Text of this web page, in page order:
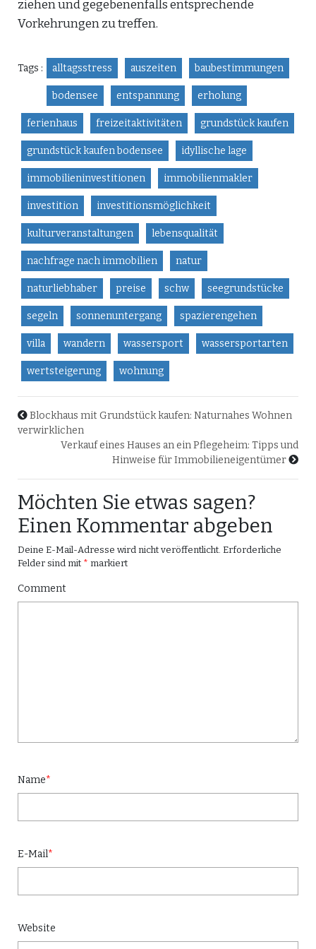
ziehen und gegebenenfalls entsprechende
Vorkehrungen zu treffen.
Tags : alltagsstress auszeiten baubestimmungen
bodensee entspannung erholung
ferienhaus freizeitaktivitäten grundstück kaufen
grundstück kaufen bodensee idyllische lage
immobilieninvestitionen immobilienmakler
investition investitionsmöglichkeit
kulturveranstaltungen lebensqualität
nachfrage nach immobilien natur
naturliebhaber preise schw seegrundstücke
segeln sonnenuntergang spazierengehen
villa wandern wassersport wassersportarten
wertsteigerung wohnung
Blockhaus mit Grundstück kaufen: Naturnahes Wohnen
verwirklichen
Verkauf eines Hauses an ein Pflegeheim: Tipps und
Hinweise für Immobilieneigentümer
Möchten Sie etwas sagen?
Einen Kommentar abgeben
Deine E-Mail-Adresse wird nicht veröffentlicht. Erforderliche
Felder sind mit * markiert
Comment
Name*
E-Mail*
Website